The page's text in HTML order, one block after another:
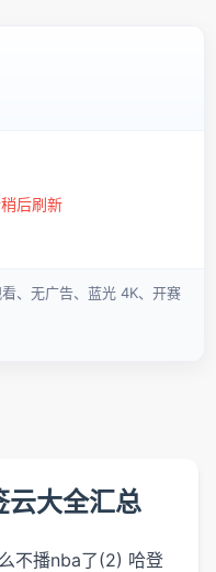
云大全汇总
不播nba了(2) 哈登